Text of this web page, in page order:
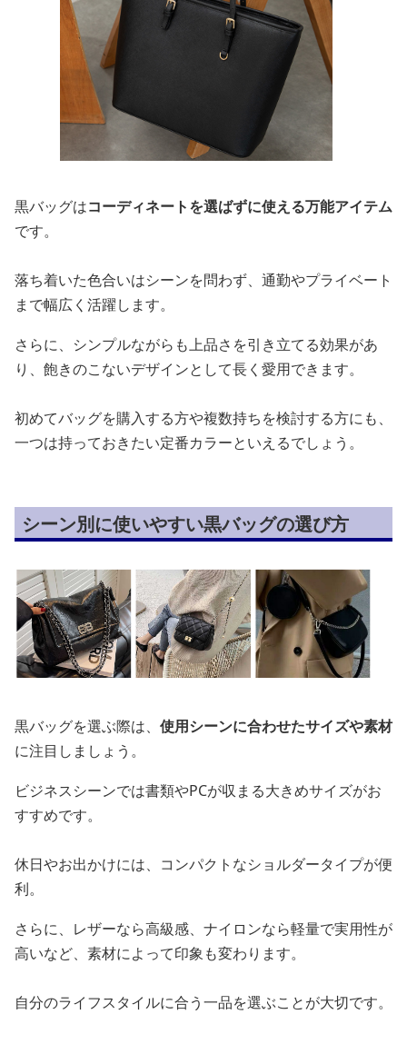
黒バッグはコーディネートを選ばずに使える万能アイテム
です。
落ち着いた色合いはシーンを問わず、通勤やプライベート
まで幅広く活躍します。
さらに、シンプルながらも上品さを引き立てる効果があ
り、飽きのこないデザインとして長く愛用できます。
初めてバッグを購入する方や複数持ちを検討する方にも、
一つは持っておきたい定番カラーといえるでしょう。
シーン別に使いやすい黒バッグの選び方
黒バッグを選ぶ際は、 使用シーンに合わせたサイズや素材
に注目しましょう。
ビジネスシーンでは書類やPCが収まる大きめサイズがお
すすめです。
休日やお出かけには、コンパクトなショルダータイプが便
利。
さらに、レザーなら高級感、ナイロンなら軽量で実用性が
高いなど、素材によって印象も変わります。
自分のライフスタイルに合う一品を選ぶことが大切です。